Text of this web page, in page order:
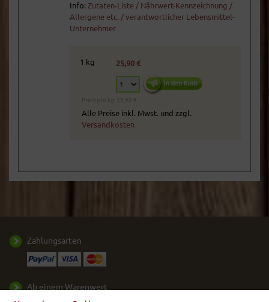
Info: Zutaten-Liste / Nährwert-Kennzeichnung /
Allergene etc. / verantwortlicher Lebensmittel-
Unternehmer
1 kg 25,90 €
Preis pro kg: 25,90 €
Alle Preise inkl. Mwst. und zzgl.
Versandkosten
Zahlungsarten
Ab einem Warenwert
50,- € liefern wir